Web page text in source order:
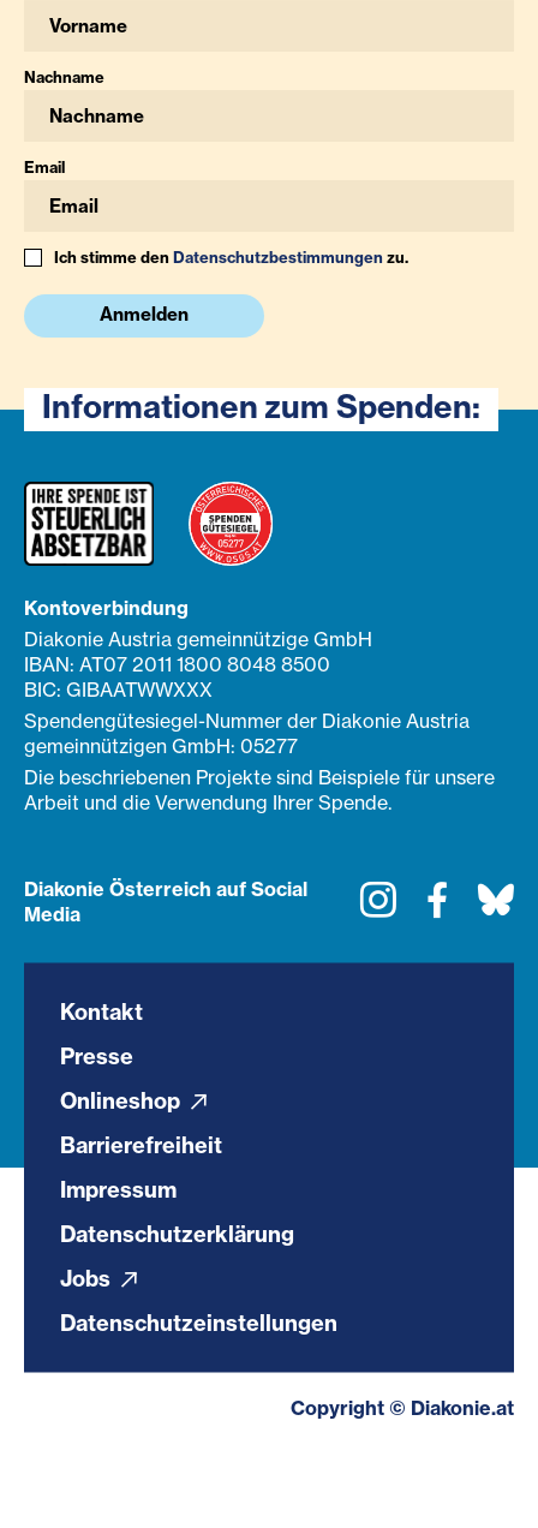
Nachname
Email
Ich stimme denDatenschutzbestimmungenzu.
Anmelden
Informationen zum Spenden:
Kontoverbindung
Diakonie Austria gemeinnützige GmbH
IBAN: AT07 2011 1800 8048 8500
BIC: GIBAATWWXXX
Spendengütesiegel-Nummer der Diakonie Austria
gemeinnützigen GmbH: 05277
Die beschriebenen Projekte sind Beispiele für unsere
Arbeit und die Verwendung Ihrer Spende.
Diakonie Österreich auf Social
Media
Instagram
Kontakt
Presse
Onlineshop
Barrierefreiheit
Impressum
Datenschutzerklärung
Jobs
Datenschutzeinstellungen
Copyright © Diakonie.at